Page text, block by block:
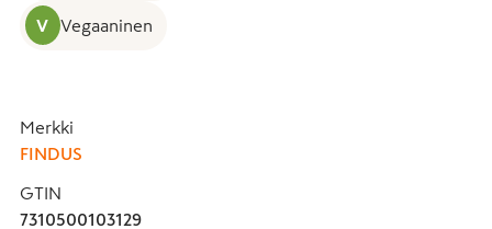
V Vegaaninen
Merkki
FINDUS
GTIN
7310500103129